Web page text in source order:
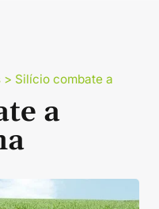
> Silício combate a
a